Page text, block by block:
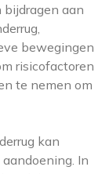
bijdragen aan
bewegingen
risicofactoren
te nemen om
kan
In